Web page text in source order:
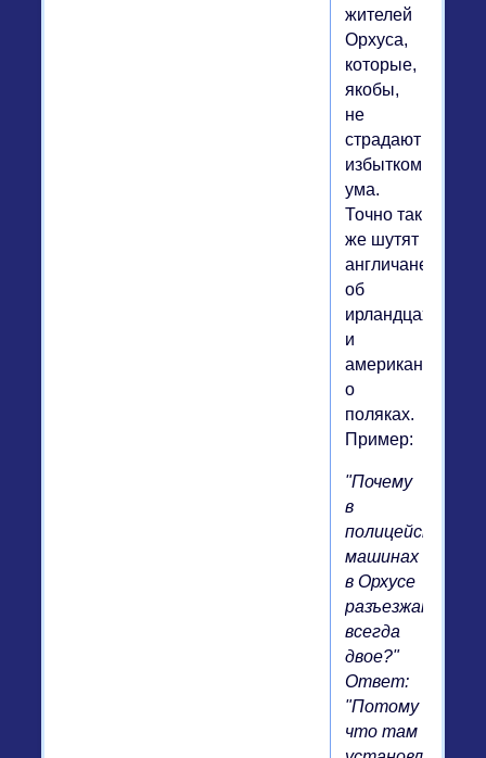
жителей
Орхуса,
которые,
якобы,
не
страдают
избытком
ума.
Точно так
же шутят
англичане
об
ирландцах
и
американцы
о
поляках.
Пример:
"Почему
в
полицейских
машинах
в Орхусе
разъезжают
всегда
двое?"
Ответ:
"Потому
что там